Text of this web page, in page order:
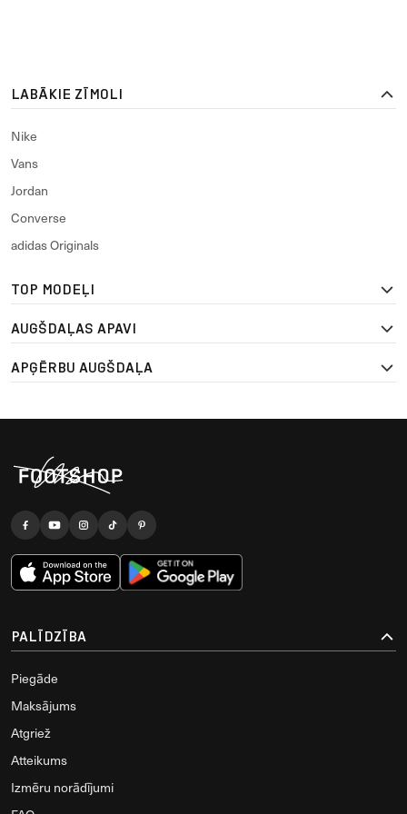
LABĀKIE ZĪMOLI
Nike
Vans
Jordan
Converse
adidas Originals
TOP MODEĻI
AUGŠDAĻAS APAVI
APĢĒRBU AUGŠDAĻA
PALĪDZĪBA
Piegāde
Maksājums
Atgriež
Atteikums
Izmēru norādījumi